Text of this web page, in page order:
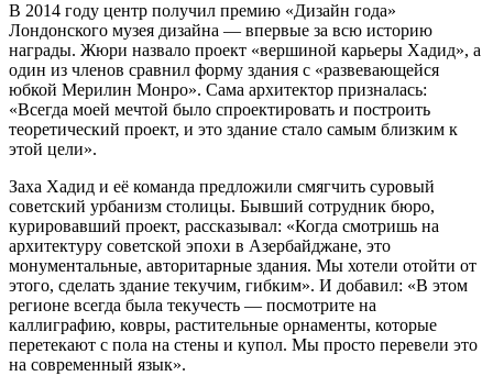
В 2014 году центр получил премию «Дизайн года»
Лондонского музея дизайна — впервые за всю историю
награды. Жюри назвало проект «вершиной карьеры Хадид», а
один из членов сравнил форму здания с «развевающейся
юбкой Мерилин Монро». Сама архитектор призналась:
«Всегда моей мечтой было спроектировать и построить
теоретический проект, и это здание стало самым близким к
этой цели».
Заха Хадид и её команда предложили смягчить суровый
советский урбанизм столицы. Бывший сотрудник бюро,
курировавший проект, рассказывал: «Когда смотришь на
архитектуру советской эпохи в Азербайджане, это
монументальные, авторитарные здания. Мы хотели отойти от
этого, сделать здание текучим, гибким». И добавил: «В этом
регионе всегда была текучесть — посмотрите на
каллиграфию, ковры, растительные орнаменты, которые
перетекают с пола на стены и купол. Мы просто перевели это
на современный язык».